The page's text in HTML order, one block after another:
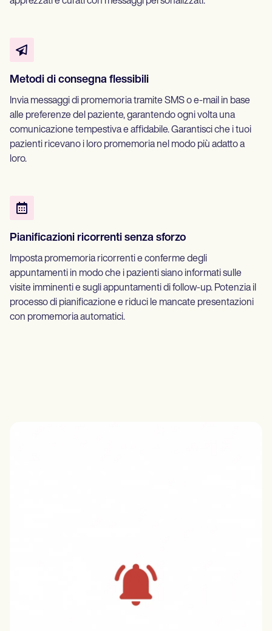
Metodi di consegna flessibili
Invia messaggi di promemoria tramite SMS o e-mail in base
alle preferenze del paziente, garantendo ogni volta una
comunicazione tempestiva e affidabile. Garantisci che i tuoi
pazienti ricevano i loro promemoria nel modo più adatto a
loro.
Pianificazioni ricorrenti senza sforzo
Imposta promemoria ricorrenti e conferme degli
appuntamenti in modo che i pazienti siano informati sulle
visite imminenti e sugli appuntamenti di follow-up. Potenzia il
processo di pianificazione e riduci le mancate presentazioni
con promemoria automatici.